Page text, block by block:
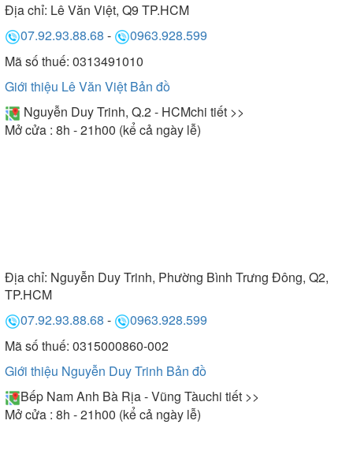
Địa chỉ: Lê Văn Việt, Q9 TP.HCM
07.92.93.88.68 -
0963.928.599
Mã số thuế: 0313491010
Giới thiệu Lê Văn Việt Bản đồ
Nguyễn Duy Trinh, Q.2 - HCMchi tiết >>
Mở cửa : 8h - 21h00 (kể cả ngày lễ)
Địa chỉ: Nguyễn Duy Trinh, Phường Bình Trưng Đông, Q2,
TP.HCM
07.92.93.88.68 -
0963.928.599
Mã số thuế: 0315000860-002
Giới thiệu Nguyễn Duy Trinh Bản đồ
Bếp Nam Anh Bà Rịa - Vũng Tàuchi tiết >>
Mở cửa : 8h - 21h00 (kể cả ngày lễ)